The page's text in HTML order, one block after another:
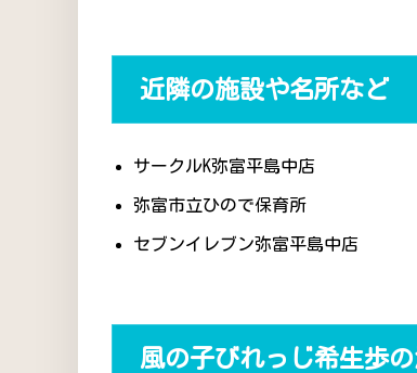
近隣の施設や名所など
サークルK弥富平島中店
弥富市立ひので保育所
セブンイレブン弥富平島中店
風の子びれっじ希生歩